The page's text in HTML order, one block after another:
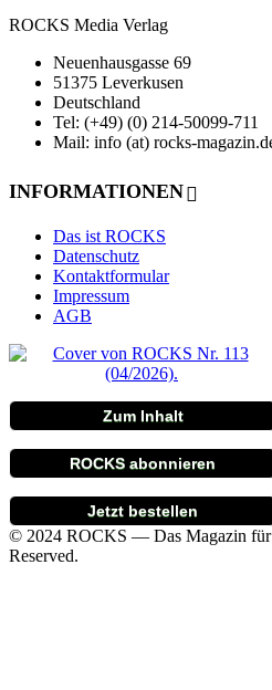
ROCKS Media Verlag
Neuenhausgasse 69
51375 Leverkusen
Deutschland
Tel: (+49) (0) 214-50099-711
Mail: info (at) rocks-
INFORMATIONEN
Das ist ROCKS
Datenschutz
Kontaktformular
Impressum
AGB
Zum Inhalt
ROCKS abonnieren
Jetzt bestellen
© 2024 ROCKS — Das Magazin
Reserved.